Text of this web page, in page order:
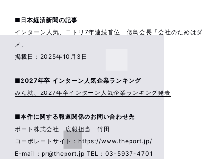
■日本経済新聞の記事
インターン人気、ニトリ7年連続首位 似鳥会長「会社のためはダ
メ」
掲載日：2025年10月3日
■2027年卒 インターン人気企業ランキング
みん就、2027年卒インターン人気企業ランキング発表
■本件に関する報道関係のお問い合わせ先
ポート株式会社 広報担当 竹田
コーポレートサイト：https://www.theport.jp/
E-mail：pr@theport.jp TEL：03-5937-4701